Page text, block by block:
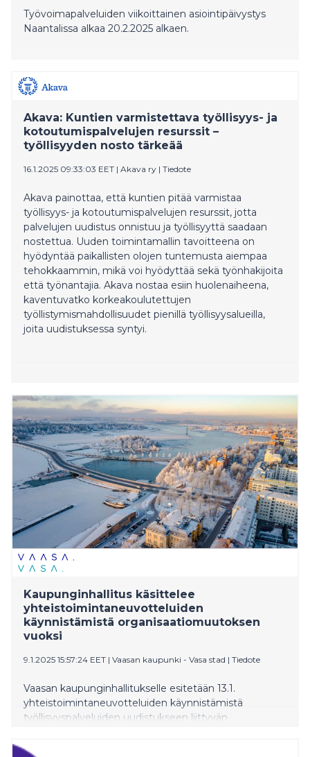
Työvoimapalveluiden viikoittainen asiointipäivystys
Naantalissa alkaa 20.2.2025 alkaen.
Akava: Kuntien varmistettava työllisyys- ja
kotoutumispalvelujen resurssit –
työllisyyden nosto tärkeää
16.1.2025 09:33:03 EET | Akava ry | Tiedote
Akava painottaa, että kuntien pitää varmistaa
työllisyys- ja kotoutumispalvelujen resurssit, jotta
palvelujen uudistus onnistuu ja työllisyyttä saadaan
nostettua. Uuden toimintamallin tavoitteena on
hyödyntää paikallisten olojen tuntemusta aiempaa
tehokkaammin, mikä voi hyödyttää sekä työnhakijoita
että työnantajia. Akava nostaa esiin huolenaiheena,
kaventuvatko korkeakoulutettujen
työllistymismahdollisuudet pienillä työllisyysalueilla,
joita uudistuksessa syntyi.
Kaupunginhallitus käsittelee
yhteistoimintaneuvotteluiden
käynnistämistä organisaatiomuutoksen
vuoksi
9.1.2025 15:57:24 EET | Vaasan kaupunki - Vasa stad | Tiedote
Vaasan kaupunginhallitukselle esitetään 13.1.
yhteistoimintaneuvotteluiden käynnistämistä
työllisyyspalveluiden uudistukseen liittyvän
Yhteistoimintaneuvotteluilla ei tavoitella